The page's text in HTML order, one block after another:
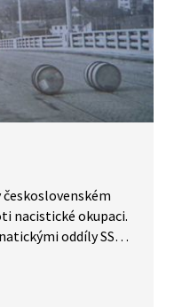
československém
nacistické okupaci.
oddíly SS